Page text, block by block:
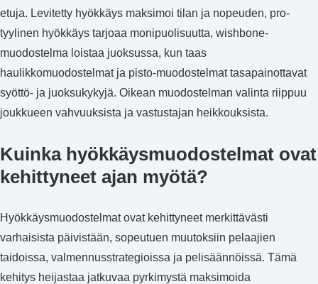
etuja. Levitetty hyökkäys maksimoi tilan ja nopeuden, pro-
tyylinen hyökkäys tarjoaa monipuolisuutta, wishbone-
muodostelma loistaa juoksussa, kun taas
haulikkomuodostelmat ja pisto-muodostelmat tasapainottavat
syöttö- ja juoksukykyjä. Oikean muodostelman valinta riippuu
joukkueen vahvuuksista ja vastustajan heikkouksista.
Kuinka hyökkäysmuodostelmat ovat
kehittyneet ajan myötä?
Hyökkäysmuodostelmat ovat kehittyneet merkittävästi
varhaisista päivistään, sopeutuen muutoksiin pelaajien
taidoissa, valmennusstrategioissa ja pelisäännöissä. Tämä
kehitys heijastaa jatkuvaa pyrkimystä maksimoida